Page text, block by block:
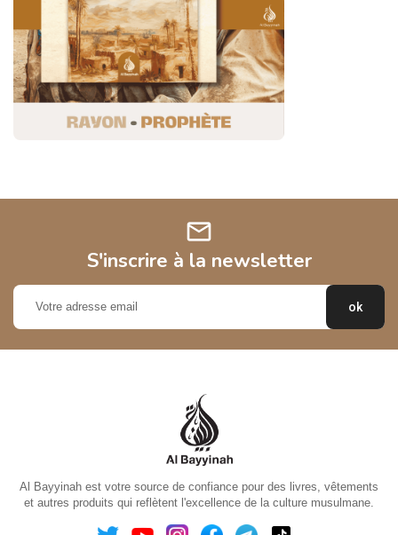
mail
S'inscrire à la newsletter
Al Bayyinah est votre source de confiance pour des livres, vêtements
et autres produits qui reflètent l'excellence de la culture musulmane.